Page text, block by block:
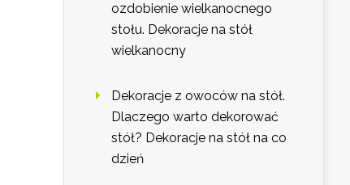
ozdobienie wielkanocnego
stołu. Dekoracje na stół
wielkanocny
Dekoracje z owoców na stół.
Dlaczego warto dekorować
stół? Dekoracje na stół na co
dzień